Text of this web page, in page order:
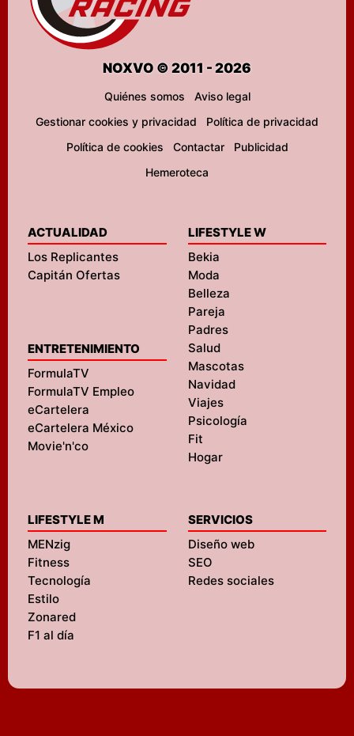
NOXVO © 2011 - 2026
Quiénes somos
Aviso legal
Gestionar cookies y privacidad
Política de privacidad
Política de cookies
Contactar
Publicidad
Hemeroteca
ACTUALIDAD
Los Replicantes
Capitán Ofertas
ENTRETENIMIENTO
FormulaTV
FormulaTV Empleo
eCartelera
eCartelera México
Movie'n'co
LIFESTYLE W
Bekia
Moda
Belleza
Pareja
Padres
Salud
Mascotas
Navidad
Viajes
Psicología
Fit
Hogar
LIFESTYLE M
MENzig
Fitness
Tecnología
Estilo
Zonared
F1 al día
SERVICIOS
Diseño web
SEO
Redes sociales